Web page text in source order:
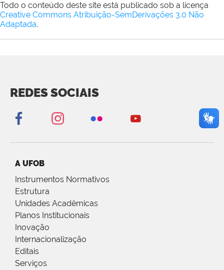
Todo o conteúdo deste site está publicado sob a licença
Creative Commons Atribuição-SemDerivações 3.0 Não
Adaptada.
REDES SOCIAIS
A UFOB
Instrumentos Normativos
Estrutura
Unidades Acadêmicas
Planos Institucionais
Inovação
Internacionalização
Editais
Serviços